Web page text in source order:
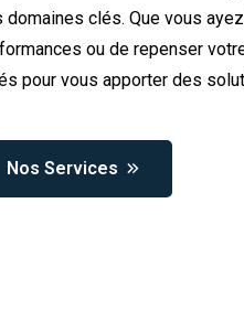
domaines clés. Que vous
ou de repenser
pour vous apporter des
Nos Services